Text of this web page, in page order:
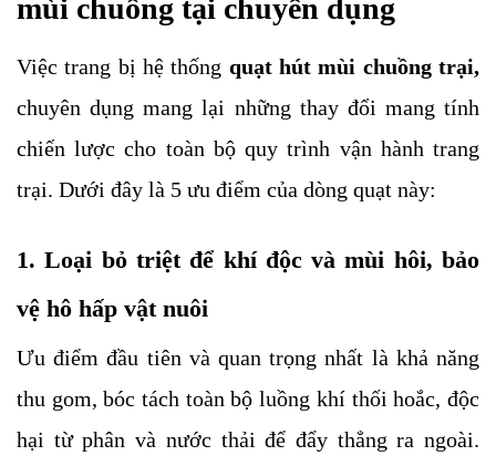
mùi chuồng tại chuyên dụng
Việc trang bị hệ thống
chuyên dụng mang lại những thay đổi mang tính
chiến lược cho toàn bộ quy trình vận hành trang
trại. Dưới đây là 5 ưu điểm của dòng quạt này:
1. Loại bỏ triệt để khí độc và mùi hôi, bảo
vệ hô hấp vật nuôi
Ưu điểm đầu tiên và quan trọng nhất là khả năng
thu gom, bóc tách toàn bộ luồng khí thối hoắc, độc
hại từ phân và nước thải để đẩy thẳng ra ngoài.